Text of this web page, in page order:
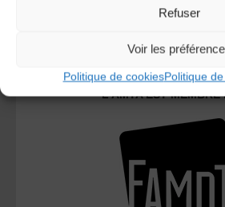
Refuser
Voir les
Politique de cookiesPolitique
Le distributeur des
L’AMTA EST MEMBRE